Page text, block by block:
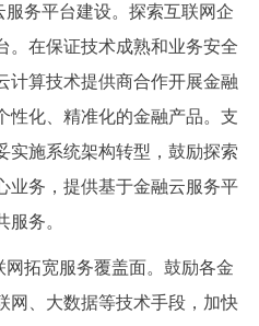
务平台建设。探索互联网企
。在保证技术成熟和业务安全
计算技术提供商合作开展金融
性化、精准化的金融产品。支
实施系统架构转型，鼓励探索
业务，提供基于金融云服务平
务。
拓宽服务覆盖面。鼓励各金
网、大数据等技术手段，加快